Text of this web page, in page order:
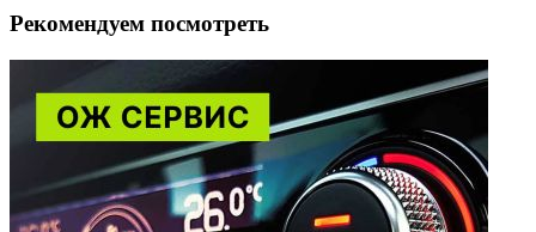
Рекомендуем посмотреть